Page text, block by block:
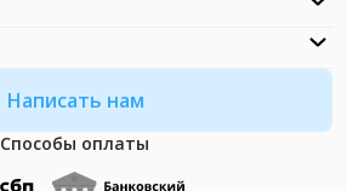
Написать нам
Способы оплаты